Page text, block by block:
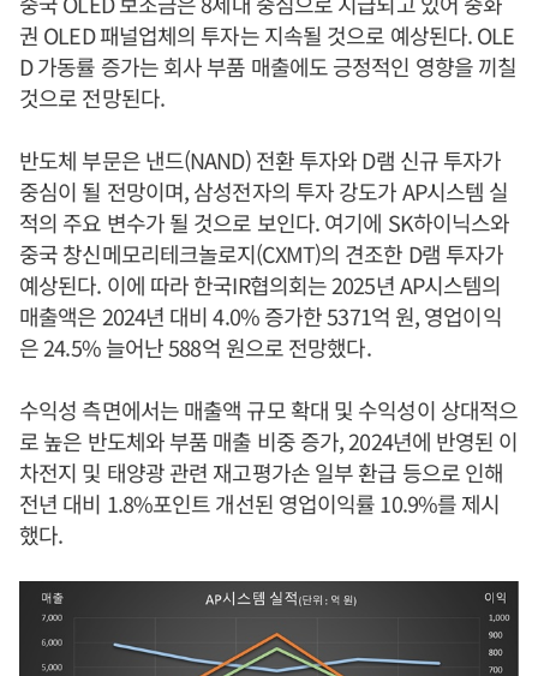
권 OLED 패널업체의 투자는 지속될 것으로 예상된다. OLE
D 가동률 증가는 회사 부품 매출에도 긍정적인 영향을 끼칠
것으로 전망된다.
반도체 부문은 낸드(NAND) 전환 투자와 D램 신규 투자가
중심이 될 전망이며, 삼성전자의 투자 강도가 AP시스템 실
적의 주요 변수가 될 것으로 보인다. 여기에 SK하이닉스와
중국 창신메모리테크놀로지(CXMT)의 견조한 D램 투자가
예상된다. 이에 따라 한국IR협의회는 2025년 AP시스템의
매출액은 2024년 대비 4.0% 증가한 5371억 원, 영업이익
은 24.5% 늘어난 588억 원으로 전망했다.
수익성 측면에서는 매출액 규모 확대 및 수익성이 상대적으
로 높은 반도체와 부품 매출 비중 증가, 2024년에 반영된 이
차전지 및 태양광 관련 재고평가손 일부 환급 등으로 인해
전년 대비 1.8%포인트 개선된 영업이익률 10.9%를 제시
했다.